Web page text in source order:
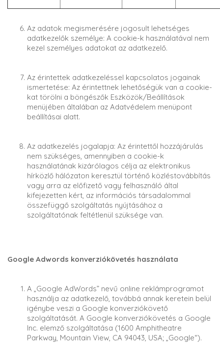
Az adatok megismerésére jogosult lehetséges
adatkezelők személye: A cookie-k használatával nem
kezel személyes adatokat az adatkezelő.
Az érintettek adatkezeléssel kapcsolatos jogainak
ismertetése: Az érintettnek lehetőségük van a cookie-
kat törölni a böngészők Eszközök/Beállítások
menüjében általában az Adatvédelem menüpont
beállításai alatt.
Az adatkezelés jogalapja: Az érintettől hozzájárulás
nem szükséges, amennyiben a cookie-k
használatának kizárólagos célja az elektronikus
hírközlő hálózaton keresztül történő közléstovábbítás
vagy arra az előfizető vagy felhasználó által
kifejezetten kért, az információs társadalommal
összefüggő szolgáltatás nyújtásához a
szolgáltatónak feltétlenül szüksége van.
Google Adwords konverziókövetés használata
A „Google AdWords” nevű online reklámprogramot
használja az adatkezelő, továbbá annak keretein belül
igénybe veszi a Google konverziókövető
szolgáltatását. A Google konverziókövetés a Google
Inc. elemző szolgáltatása (1600 Amphitheatre
Parkway, Mountain View, CA 94043, USA; „Google“).